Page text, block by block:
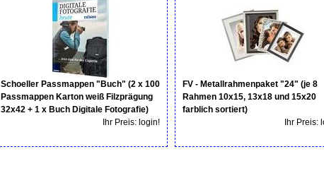
Schoeller Passmappen "Buch" (2 x 100
Passmappen Karton weiß Filzprägung
32x42 + 1 x Buch Digitale Fotografie)
Ihr Preis: login!
FV - Metallrahmenpaket "24" (je 8
Rahmen 10x15, 13x18 und 15x20
farblich sortiert)
Ihr Preis: